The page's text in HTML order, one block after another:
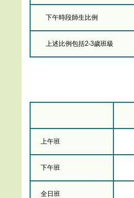
下午時段師生比例
上述比例包括2-3歲班級
上午班
下午班
全日班